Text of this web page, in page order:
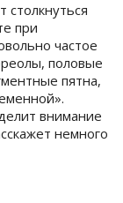
при
частое
половые
пятна,
внимание
немного